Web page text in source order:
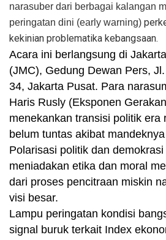
narasuber dari berbagai kalangan
peringatan dini (early warning)
kekinian problematika kebangsaan.
Acara ini berlangsung di
(JMC), Gedung Dewan Pers,
34, Jakarta Pusat. Para
Haris Rusly (Eksponen
menekankan transisi politik era
belum tuntas akibat
Polarisasi politik dan
meniadakan etika dan moral
dari proses pencitraan miskin
visi besar.
Lampu peringatan kondisi
signal buruk terkait Index